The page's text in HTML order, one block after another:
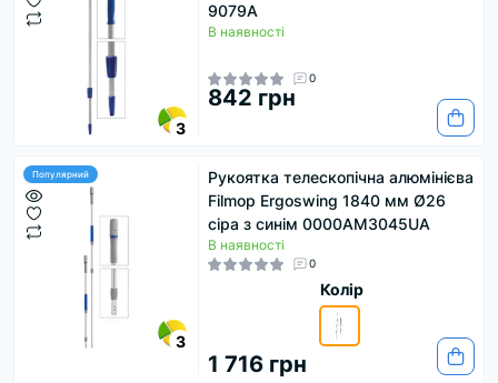
3
9079A
В наявності
0
842 грн
Популярний
3
Рукоятка телескопічна алюмінієва
Filmop Ergoswing 1840 мм Ø26
сіра з синім 0000AM3045UА
В наявності
0
Колір
1 716 грн